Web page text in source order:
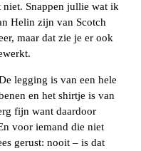
Snappen jullie wat ik
Helin zijn van Scotch
maar dat zie je er ook
legging is van een hele
en het shirtje is van
fijn want daardoor
voor iemand die niet
gerust: nooit – is dat